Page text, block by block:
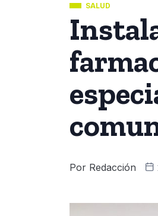
SALUD
Por Redacción